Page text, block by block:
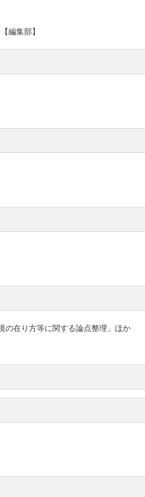
編集部】
の在り方等に関する論点整理」ほか